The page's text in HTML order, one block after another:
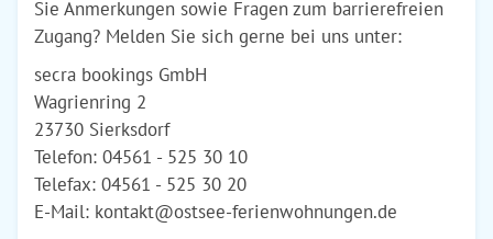
Sie Anmerkungen sowie Fragen zum barrierefreien
Zugang? Melden Sie sich gerne bei uns unter:
secra bookings GmbH
Wagrienring 2
23730 Sierksdorf
Telefon: 04561 - 525 30 10
Telefax: 04561 - 525 30 20
E-Mail: kontakt@ostsee-ferienwohnungen.de